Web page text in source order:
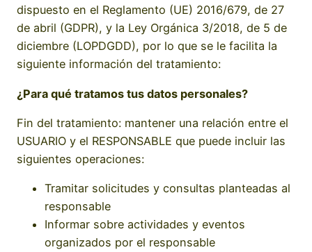
dispuesto en el Reglamento (UE) 2016/679, de 27
de abril (GDPR), y la Ley Orgánica 3/2018, de 5 de
diciembre (LOPDGDD), por lo que se le facilita la
siguiente información del tratamiento:
¿Para qué tratamos tus datos personales?
Fin del tratamiento: mantener una relación entre el
USUARIO y el RESPONSABLE que puede incluir las
siguientes operaciones:
Tramitar solicitudes y consultas planteadas al
responsable
Informar sobre actividades y eventos
organizados por el responsable